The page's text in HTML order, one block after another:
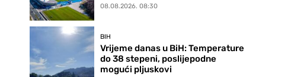
08.08.2026. 08:30
BIH
Vrijeme danas u BiH: Temperature
do 38 stepeni, poslijepodne
mogući pljuskovi